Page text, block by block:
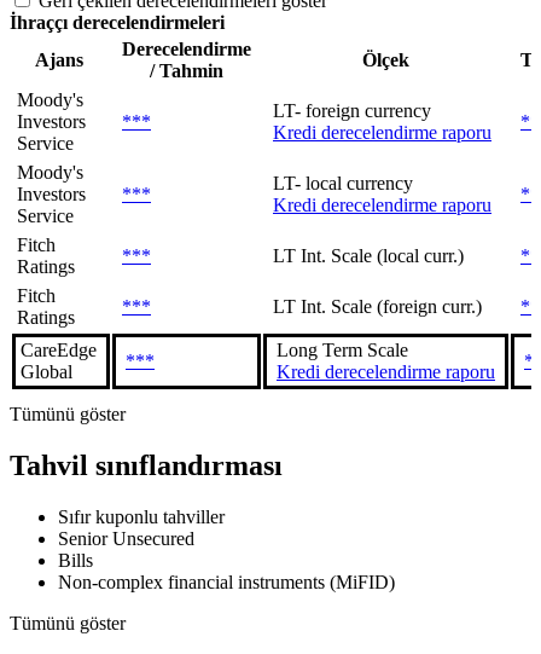
İhraççı derecelendirmeleri
Ajans
Derecelendirme
/ Tahmin
Ölçek
Moody's
Investors
Service
***
LT- foreign currency
Kredi derecelendirme raporu
Moody's
Investors
Service
***
LT- local currency
Kredi derecelendirme raporu
Fitch
Ratings
*** LT Int. Scale (local curr.)
Fitch
Ratings
*** LT Int. Scale (foreign curr.)
CareEdge
Global
***
Long Term Scale
Kredi derecelendirme raporu
Tümünü göster
Tahvil sınıflandırması
Sıfır kuponlu tahviller
Senior Unsecured
Bills
Non-complex financial instruments (MiFID)
Tümünü göster